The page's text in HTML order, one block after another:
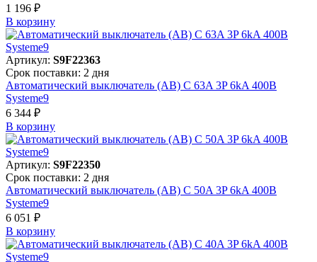
1 196 ₽
В корзинy
Артикул: S9F22363
Срок поставки: 2 дня
Автоматический выключатель (АВ) C 63A 3P 6kA 400В
Systeme9
6 344 ₽
В корзинy
Артикул: S9F22350
Срок поставки: 2 дня
Автоматический выключатель (АВ) C 50A 3P 6kA 400В
Systeme9
6 051 ₽
В корзинy